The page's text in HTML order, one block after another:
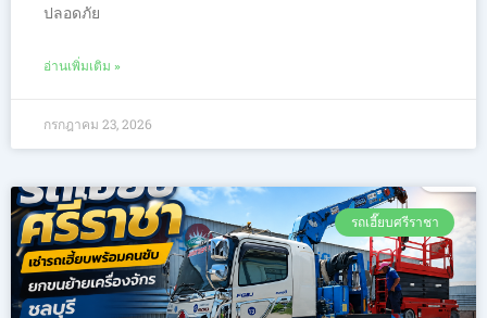
ปลอดภัย
อ่านเพิ่มเติม »
กรกฎาคม 23, 2026
รถเฮี๊ยบศรีราชา